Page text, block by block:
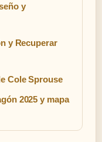
y
y Recuperar
Cole Sprouse
2025 y mapa